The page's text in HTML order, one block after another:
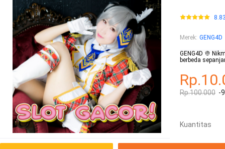
Merek: GENG4D
GENG4D 👳
berbeda
Rp.100.000 -
Kuantitas